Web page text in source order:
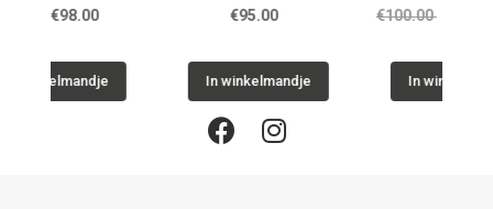
€100.00 vanaf €60.00
In winkelmandje
€57.00
In winkelmandje